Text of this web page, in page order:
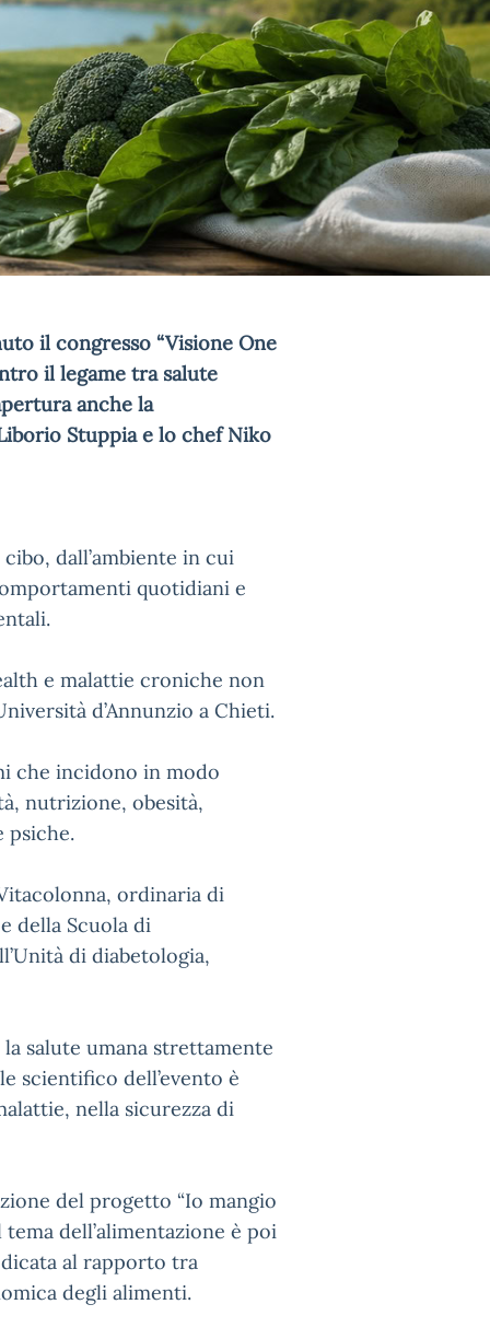
il congresso “Visione One
il legame tra salute
anche la
Stuppia e lo chef Niko
dall’ambiente in cui
quotidiani e
e malattie croniche non
d’Annunzio a Chieti.
che incidono in modo
nutrizione, obesità,
psiche.
ordinaria di
della Scuola di
di diabetologia,
salute umana strettamente
scientifico dell’evento è
nella sicurezza di
del progetto “Io mangio
dell’alimentazione è poi
al rapporto tra
degli alimenti.